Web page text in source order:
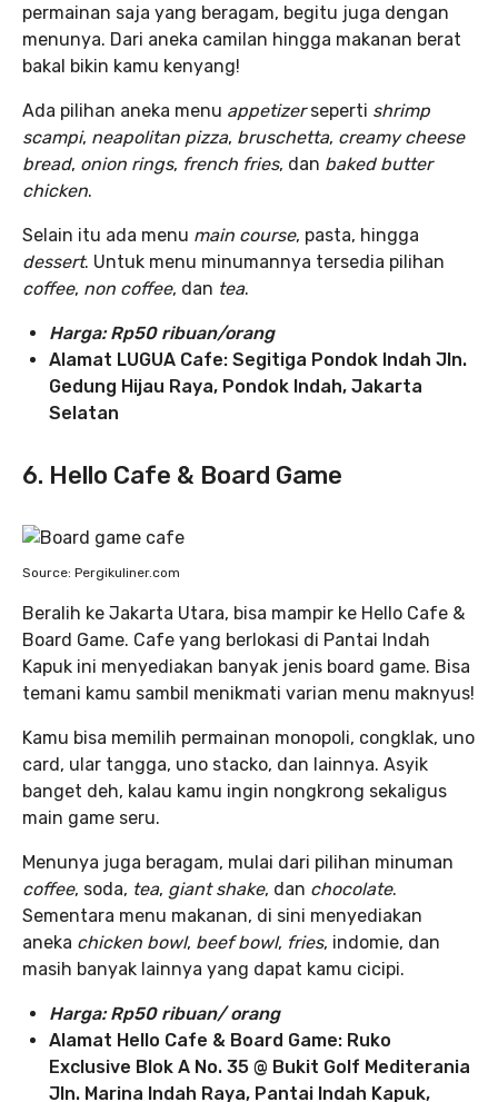
permainan saja yang beragam, begitu juga dengan
menunya. Dari aneka camilan hingga makanan berat
bakal bikin kamu kenyang!
Ada pilihan aneka menu appetizerseperti shrimp
scampi, neapolitan pizza, bruschetta, creamy cheese
bread, onion rings, french fries, dan baked butter
chicken.
Selain itu ada menu main course, pasta, hingga
dessert. Untuk menu minumannya tersedia pilihan
coffee, non coffee, dan tea.
Harga: Rp50 ribuan/orang
Alamat LUGUA Cafe: Segitiga Pondok Indah Jln.
Gedung Hijau Raya, Pondok Indah, Jakarta
Selatan
6. Hello Cafe & Board Game
Source: Pergikuliner.com
Beralih ke Jakarta Utara, bisa mampir ke Hello Cafe &
Board Game. Cafe yang berlokasi di Pantai Indah
Kapuk ini menyediakan banyak jenis board game. Bisa
temani kamu sambil menikmati varian menu maknyus!
Kamu bisa memilih permainan monopoli, congklak, uno
card, ular tangga, uno stacko, dan lainnya. Asyik
banget deh, kalau kamu ingin nongkrong sekaligus
main game seru.
Menunya juga beragam, mulai dari pilihan minuman
coffee, soda, tea, giant shake, dan chocolate.
Sementara menu makanan, di sini menyediakan
aneka chicken bowl, beef bowl, fries, indomie, dan
masih banyak lainnya yang dapat kamu cicipi.
Harga: Rp50 ribuan/ orang
Alamat Hello Cafe & Board Game: Ruko
Exclusive Blok A No. 35 @ Bukit Golf Mediterania
Jln. Marina Indah Raya, Pantai Indah Kapuk,